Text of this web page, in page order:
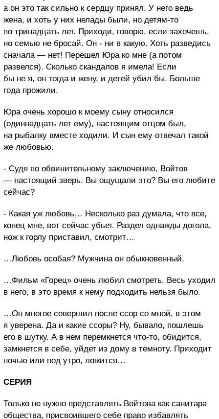
а он это так сильно к сердцу принял. У него ведь
жена, и хоть у них нелады были, но детям-то
по тринадцать лет. Приходи, говорю, если захочешь,
но семью не бросай. Он - ни в какую. Хоть разведись
сначала — нет! Перешел Юра ко мне (а потом
развелся). Сколько скандалов я имела! Если
бы не я, он тогда и жену, и детей убил бы. Больше
года прожили.
Юра очень хорошо к моему сыну относился
(одиннадцать лет ему), настоящим отцом был,
на рыбалку вместе ходили. И сын ему отвечал такой
же любовью.
- Судя по обвинительному заключению, Войтов
— настоящий зверь. Вы ощущали это? Вы его любите
сейчас?
- Какая уж любовь… Несколько раз думала, что все,
конец мне, вот сейчас убьет. Раздел однажды догола,
нож к горлу приставил, смотрит…
…Любовь особая? Мужчина он обыкновенный.
…Фильм «Горец» очень любил смотреть. Весь уходил
в него, в это время к нему подходить нельзя было.
…Он многое совершил после ссор со мной, в этом
я уверена. Да и какие ссоры? Ну, бывало, пошлешь
его в шутку. А в нем перемкнется что-то, обидится,
замкнется в себе, уйдет из дому в темноту. Приходит
ночью или под утро, ложится…
СЕРИЯ
Только не нужно представлять Войтова как санитара
общества, присвоившего себе право избавлять